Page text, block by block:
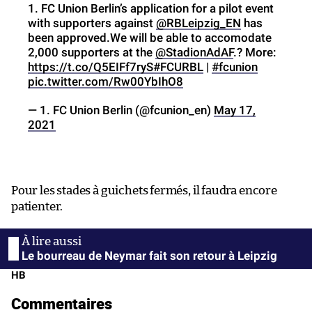
1. FC Union Berlin’s application for a pilot event
with supporters against @RBLeipzig_EN has
been approved.We will be able to accomodate
2,000 supporters at the @StadionAdAF.? More:
https://t.co/Q5EIFf7ryS#FCURBL | #fcunion
pic.twitter.com/Rw00YbIhO8
— 1. FC Union Berlin (@fcunion_en) May 17,
2021
Pour les stades à guichets fermés, il faudra encore
patienter.
Le bourreau de Neymar fait son retour à Leipzig
HB
Commentaires